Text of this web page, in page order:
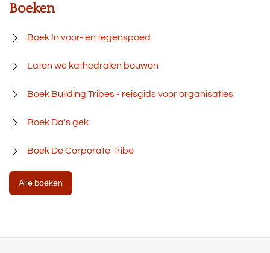
Boeken
Boek In voor- en tegenspoed
Laten we kathedralen bouwen
Boek Building Tribes - reisgids voor organisaties
Boek Da's gek
Boek De Corporate Tribe
Alle boeken